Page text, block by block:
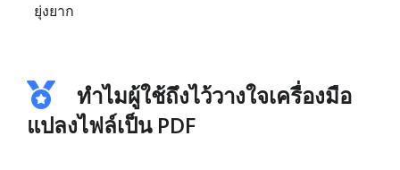
ยุ่งยาก
ทำไมผู้ใช้ถึงไว้วางใจเครื่องมือ
แปลงไฟล์เป็น PDF